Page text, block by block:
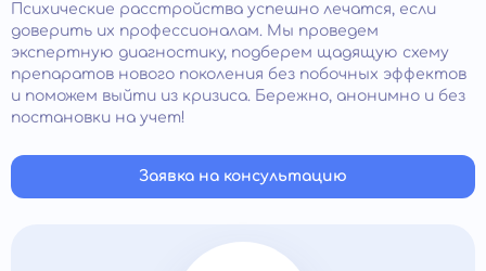
Психические расстройства успешно лечатся, если
доверить их профессионалам. Мы проведем
экспертную диагностику, подберем щадящую схему
препаратов нового поколения без побочных эффектов
и поможем выйти из кризиса. Бережно, анонимно и без
постановки на учет!
Заявка на консультацию